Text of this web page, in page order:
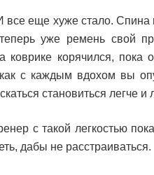
еще хуже стало. Спина
уже ремень свой
корячился, пока
с каждым вдохом вы
становиться легче и
с такой легкостью
дабы не расстраиваться.